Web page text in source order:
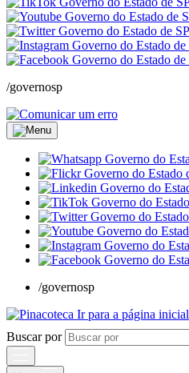
/governosp
/governosp
Ir para a página inicial
Buscar por